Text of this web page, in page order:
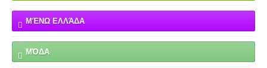
ΜΈΝΩ ΕΛΛΆΔΑ
ΜΌΔΑ